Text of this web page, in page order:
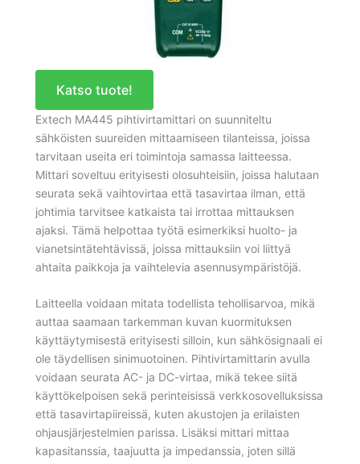
Katso tuote!
Extech MA445 pihtivirtamittari on suunniteltu
sähköisten suureiden mittaamiseen tilanteissa, joissa
tarvitaan useita eri toimintoja samassa laitteessa.
Mittari soveltuu erityisesti olosuhteisiin, joissa halutaan
seurata sekä vaihtovirtaa että tasavirtaa ilman, että
johtimia tarvitsee katkaista tai irrottaa mittauksen
ajaksi. Tämä helpottaa työtä esimerkiksi huolto- ja
vianetsintätehtävissä, joissa mittauksiin voi liittyä
ahtaita paikkoja ja vaihtelevia asennusympäristöjä.
Laitteella voidaan mitata todellista tehollisarvoa, mikä
auttaa saamaan tarkemman kuvan kuormituksen
käyttäytymisestä erityisesti silloin, kun sähkösignaali ei
ole täydellisen sinimuotoinen. Pihtivirtamittarin avulla
voidaan seurata AC- ja DC-virtaa, mikä tekee siitä
käyttökelpoisen sekä perinteisissä verkkosovelluksissa
että tasavirtapiireissä, kuten akustojen ja erilaisten
ohjausjärjestelmien parissa. Lisäksi mittari mittaa
kapasitanssia, taajuutta ja impedanssia, joten sillä